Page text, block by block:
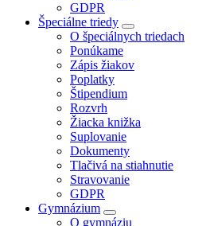
GDPR
Špeciálne triedy
O špeciálnych triedach
Ponúkame
Zápis žiakov
Poplatky
Štipendium
Rozvrh
Žiacka knižka
Suplovanie
Dokumenty
Tlačivá na stiahnutie
Stravovanie
GDPR
Gymnázium
O gymnáziu